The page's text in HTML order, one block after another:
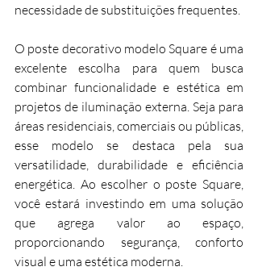
necessidade de substituições frequentes.
O poste decorativo modelo Square é uma
excelente escolha para quem busca
combinar funcionalidade e estética em
projetos de iluminação externa. Seja para
áreas residenciais, comerciais ou públicas,
esse modelo se destaca pela sua
versatilidade, durabilidade e eficiência
energética. Ao escolher o poste Square,
você estará investindo em uma solução
que agrega valor ao espaço,
proporcionando segurança, conforto
visual e uma estética moderna.